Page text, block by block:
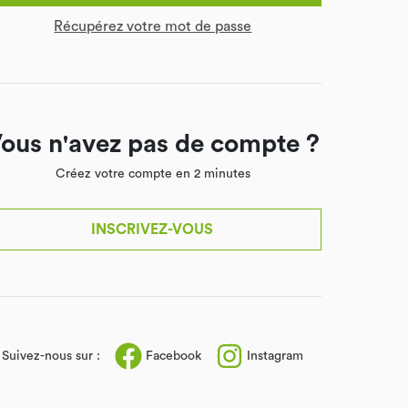
Récupérez votre mot de passe
n'avez pas de compte ?
Créez votre compte en 2 minutes
INSCRIVEZ-VOUS
Suivez-nous sur : Facebook Instagram